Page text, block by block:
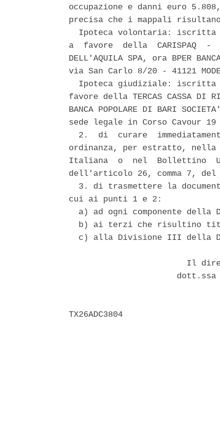
occupazione e danni euro
precisa che i mappali
Ipoteca volontaria:
a  favore  della  CARISPAQ  -
DELL'AQUILA SPA, ora BPER
via San Carlo 8/20 - 41121
Ipoteca giudiziale:
favore della TERCAS CASSA DI
BANCA POPOLARE DI BARI
sede legale in Corso Cavour
2.  di  curare
ordinanza, per estratto,
Italiana  o  nel  Bollettino
dell'articolo 26, comma 7,
3. di trasmettere la
cui ai punti 1 e 2:
a) ad ogni componente della
b) ai terzi che risultino
c) alla Divisione III della
Il